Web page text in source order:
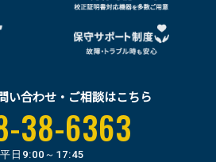
い合わせ・ご相談はこちら
38-6363
平日 9:00～17:45